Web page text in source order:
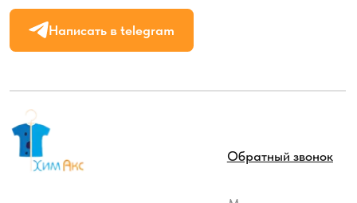
Контакты
График работы
Пн-чт: с 9:00 до 17:00, Пт: с 9:00 до 16:00